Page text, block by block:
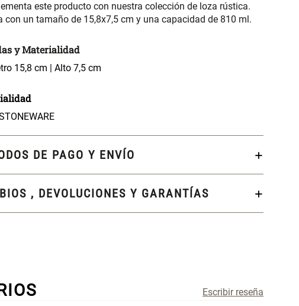
este producto con nuestra colección de loza rústica.
con un tamaño de 15,8x7,5 cm y una capacidad de 810 ml.
y Materialidad
15,8 cm | Alto 7,5 cm
DE PAGO Y ENVÍO
, DEVOLUCIONES Y GARANTÍAS